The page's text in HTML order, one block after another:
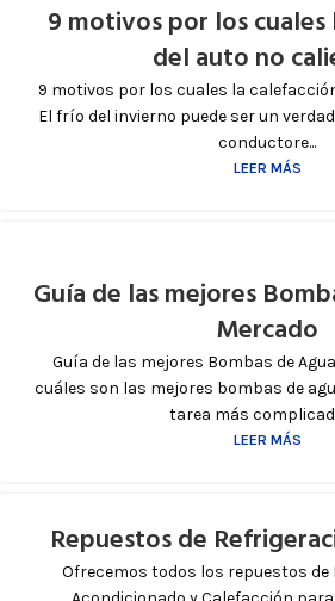
9 motivos por los cuales
del auto no
9 motivos por los cuales la
El frío del invierno puede ser un
conductore...
LEER MÁS
Guía de las mejores
Mercado
Guía de las mejores Bombas de
cuáles son las mejores bombas de
tarea más
LEER MÁS
Repuestos de
Ofrecemos todos los repuestos de